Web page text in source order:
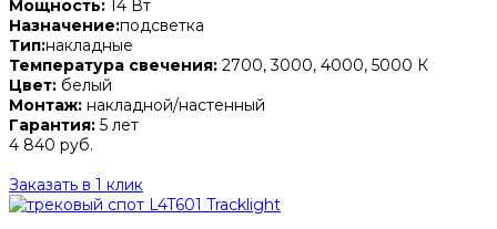
Мощность: 14 Вт
Назначение:подсветка
Тип:накладные
Температура свечения: 2700, 3000, 4000, 5000 К
Цвет: белый
Монтаж: накладной/настенный
Гарантия: 5 лет
4 840 руб.
Заказать в 1 клик